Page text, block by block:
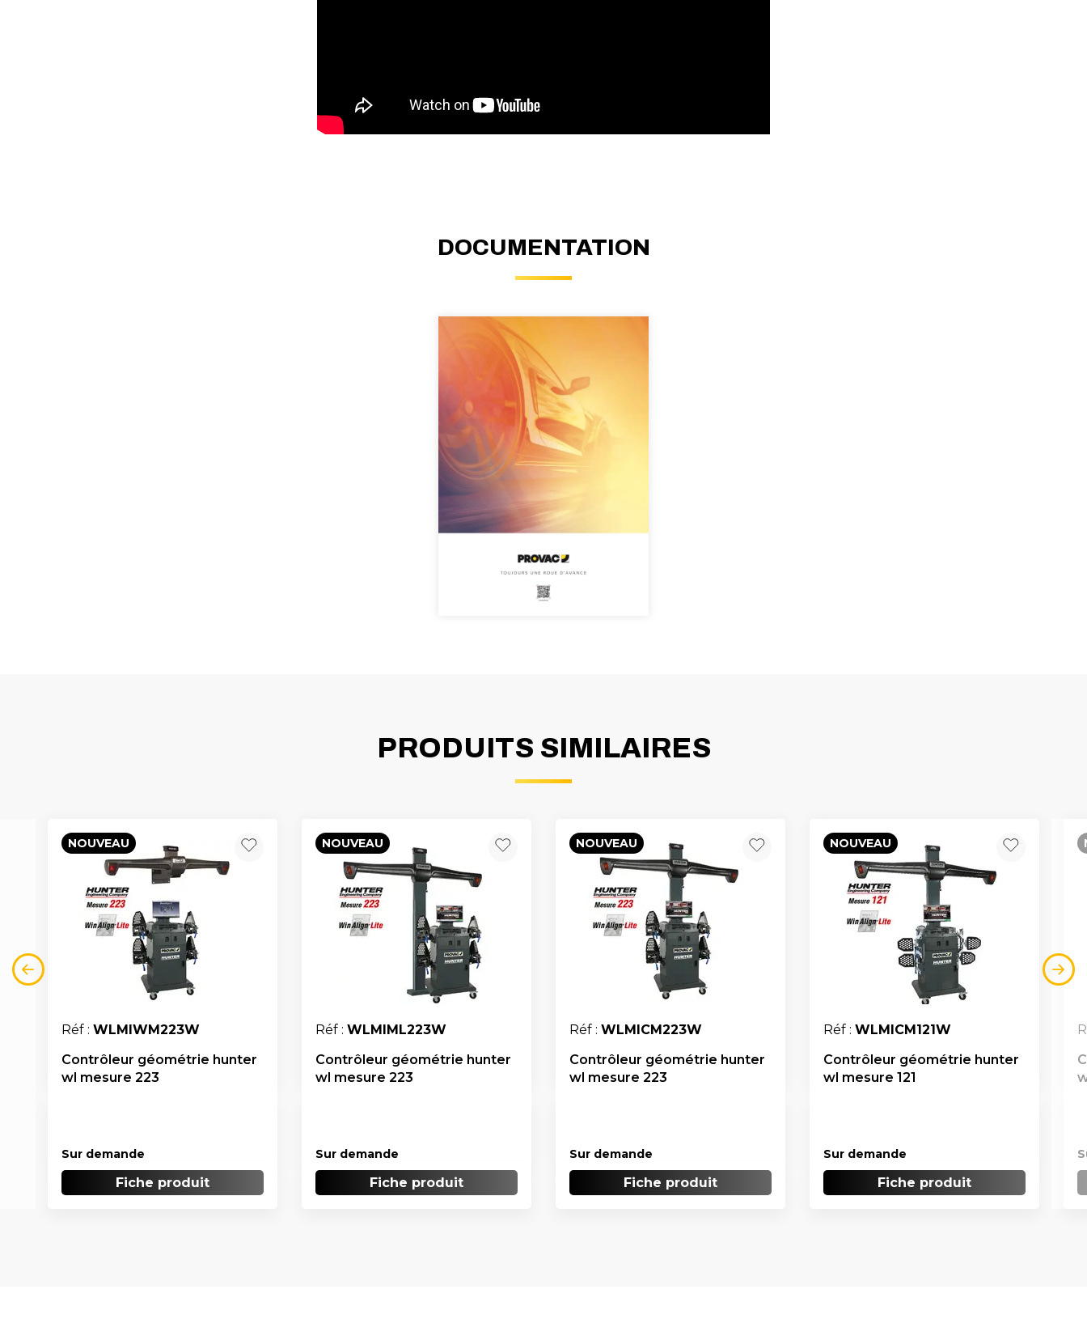
DOCUMENTATION
PRODUITS SIMILAIRES
NOUVEAU
Réf : WLMIWM223W
Contrôleur géométrie hunter
wl mesure 223
Sur demande
Fiche produit
NOUVEAU
Réf : WLMIML223W
Contrôleur géométrie hunter
wl mesure 223
Sur demande
Fiche produit
NOUVEAU
Réf : WLMICM223W
Contrôleur géométrie hunter
wl mesure 223
Sur demande
Fiche produit
NOUVEAU
Réf : WLMICM121W
Contrôleur géométrie hunter
wl mesure 121
Sur demande
Fiche produit